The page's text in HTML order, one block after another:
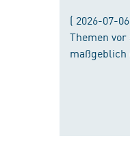
( 2026-07-
Themen
maßgeblich